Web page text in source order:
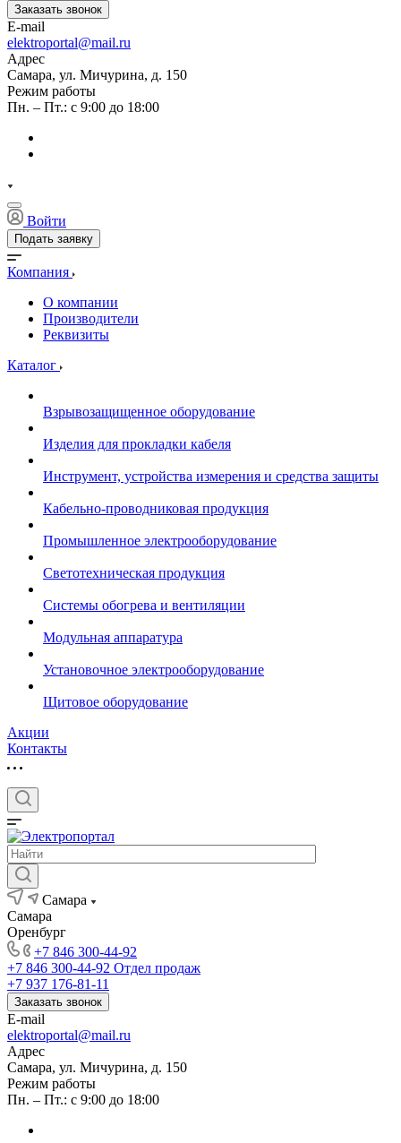
Заказать звонок
E-mail
elektroportal@mail.ru
Адрес
Самара, ул. Мичурина, д. 150
Режим работы
Пн. – Пт.: с 9:00 до 18:00
Войти
Подать заявку
Компания
О компании
Производители
Реквизиты
Каталог
Взрывозащищенное оборудование
Изделия для прокладки кабеля
Инструмент, устройства измерения и средства защиты
Кабельно-проводниковая продукция
Промышленное электрооборудование
Светотехническая продукция
Системы обогрева и вентиляции
Модульная аппаратура
Установочное электрооборудование
Щитовое оборудование
Акции
Контакты
Самара
Самара
Оренбург
+7 846 300-44-92
+7 846 300-44-92 Отдел продаж
+7 937 176-81-11
Заказать звонок
E-mail
elektroportal@mail.ru
Адрес
Самара, ул. Мичурина, д. 150
Режим работы
Пн. – Пт.: с 9:00 до 18:00